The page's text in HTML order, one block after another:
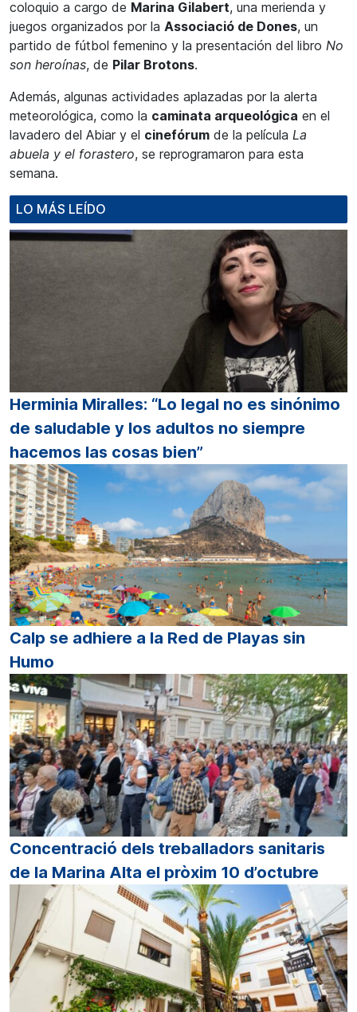
coloquio a cargo de Marina Gilabert, una merienda y
juegos organizados por la Associació de Dones, un
partido de fútbol femenino y la presentación del libro No
son heroínas, de Pilar Brotons.
Además, algunas actividades aplazadas por la alerta
meteorológica, como la caminata arqueológica en el
lavadero del Abiar y el cinefórum de la película La
abuela y el forastero, se reprogramaron para esta
semana.
LO MÁS LEÍDO
Herminia Miralles: “Lo legal no es sinónimo
de saludable y los adultos no siempre
hacemos las cosas bien”
Calp se adhiere a la Red de Playas sin
Humo
Concentració dels treballadors sanitaris
de la Marina Alta el pròxim 10 d’octubre